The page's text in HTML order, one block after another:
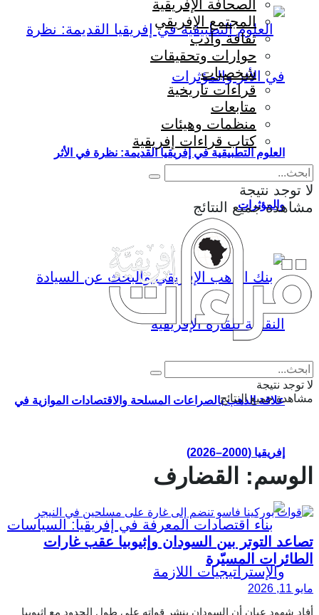
العلوم التطبيقية في إفريقيا القديمة: نظرة في الأثر
والمؤثرات
علاقة الذهب بالصراعات المسلحة والاقتصادات الموازية في
إفريقيا (2000–2026)
الصحافة الإفريقية
المجتمع الإفريقي
ثقافة وأدب
حوارات وتحقيقات
شخصيات
قراءات تاريخية
متابعات
منظمات وهيئات
كتاب قراءات إفريقية
لا توجد نتيجة
مشاهدة جميع النتائج
لا توجد نتيجة
مشاهدة جميع النتائج
الوسم: القضارف
تصاعد التوتر بين السودان وإثيوبيا عقب غارات
الطائرات المسيّرة
مايو 11, 2026
أفاد شهود عيان أن السودان ينشر قواته على طول الحدود مع إثيوبيا